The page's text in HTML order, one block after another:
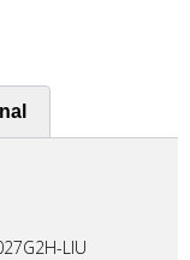
LIU